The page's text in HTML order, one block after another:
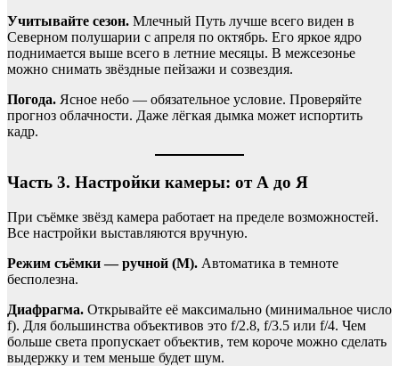
Учитывайте сезон. Млечный Путь лучше всего виден в
Северном полушарии с апреля по октябрь. Его яркое ядро
поднимается выше всего в летние месяцы. В межсезонье
можно снимать звёздные пейзажи и созвездия.
Погода. Ясное небо — обязательное условие. Проверяйте
прогноз облачности. Даже лёгкая дымка может испортить
кадр.
Часть 3. Настройки камеры: от А до Я
При съёмке звёзд камера работает на пределе возможностей.
Все настройки выставляются вручную.
Режим съёмки — ручной (M). Автоматика в темноте
бесполезна.
Диафрагма. Открывайте её максимально (минимальное число
f). Для большинства объективов это f/2.8, f/3.5 или f/4. Чем
больше света пропускает объектив, тем короче можно сделать
выдержку и тем меньше будет шум.